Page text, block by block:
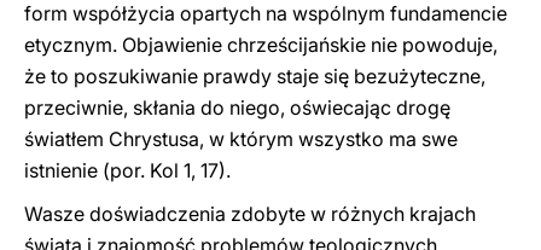
form współżycia opartych na wspólnym fundamencie
etycznym. Objawienie chrześcijańskie nie powoduje,
że to poszukiwanie prawdy staje się bezużyteczne,
przeciwnie, skłania do niego, oświecając drogę
światłem Chrystusa, w którym wszystko ma swe
istnienie (por. Kol 1, 17).
Wasze doświadczenia zdobyte w różnych krajach
świata i znajomość problemów teologicznych